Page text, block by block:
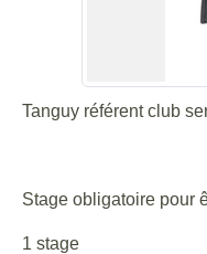
Tanguy référent club
Stage obligatoire pour
1 stage